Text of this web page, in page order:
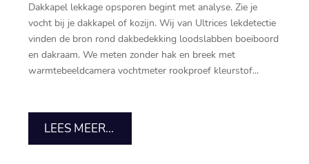
Dakkapel lekkage opsporen begint met analyse.​ Zie je
vocht bij je dakkapel of kozijn.​ Wij van Ultrices lekdetectie
vinden de bron rond dakbedekking loodslabben boeiboord
en dakraam.​ We meten zonder hak en breek met
warmtebeeldcamera vochtmeter rookproef kleurstof...
LEES MEER...